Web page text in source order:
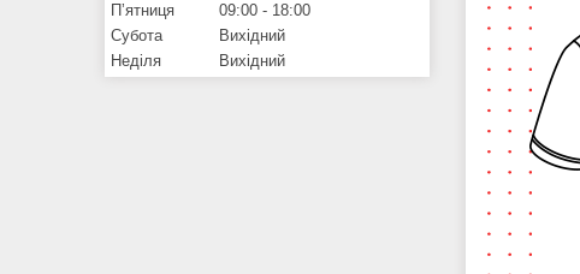
Пʼятниця
09:00
18:00
Субота
Вихідний
Неділя
Вихідний